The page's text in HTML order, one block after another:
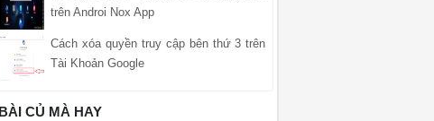
trên Androi Nox App
Cách xóa quyền truy cập bên thứ 3 trên
Tài Khoản Google
BÀI CỦ MÀ HAY